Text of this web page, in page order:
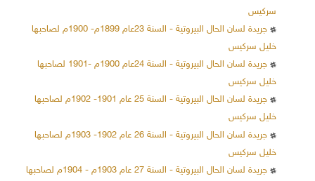
سركيس
جريدة لسان الحال البيروتية - السنة 23عام 1899م- 1900م لصاحبها
خليل سركيس
جريدة لسان الحال البيروتية - السنة 24عام 1900م -1901 لصاحبها
خليل سركيس
جريدة لسان الحال البيروتية - السنة 25 عام 1901- 1902م لصاحبها
خليل سركيس
جريدة لسان الحال البيروتية - السنة 26 عام 1902- 1903م لصاحبها
خليل سركيس
جريدة لسان الحال البيروتية - السنة 27 عام 1903م - 1904م لصاحبها